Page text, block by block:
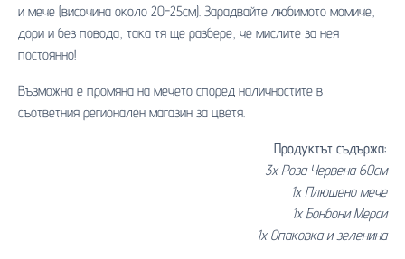
и мече (височина около 20-25см). Зарадвайте любимото момиче,
дори и без повода, така тя ще разбере, че мислите за нея
постоянно!
Възможна е промяна на мечето според наличностите в
съответния регионален магазин за цветя.
Продуктът съдържа:
3x Роза Червена 60см
1x Плюшено мече
1x Бонбони Мерси
1x Опаковка и зеленина